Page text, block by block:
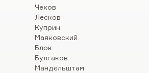
Чехов
Лесков
Куприн
Маяковский
Блок
Булгаков
Мандельштам